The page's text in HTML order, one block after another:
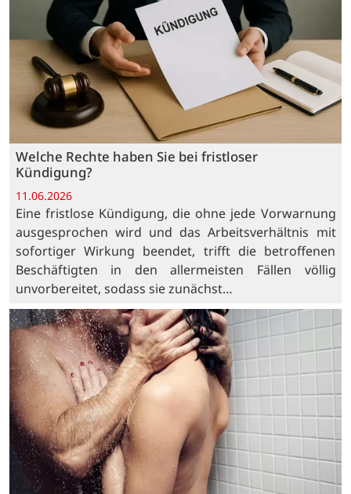
Welche Rechte haben Sie bei fristloser
Kündigung?
11.06.2026
Eine fristlose Kündigung, die ohne jede Vorwarnung
ausgesprochen wird und das Arbeitsverhältnis mit
sofortiger Wirkung beendet, trifft die betroffenen
Beschäftigten in den allermeisten Fällen völlig
unvorbereitet, sodass sie zunächst…